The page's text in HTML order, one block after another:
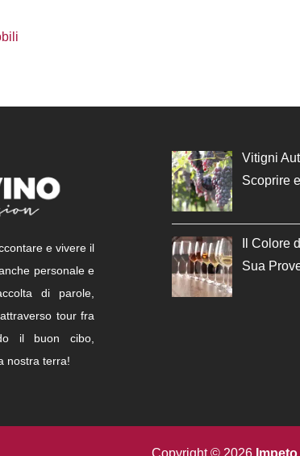
e vivere il
personale e
di parole,
tour fra
il buon cibo,
nostra terra!
Vitigni
Scoprire
Il Colore
Sua